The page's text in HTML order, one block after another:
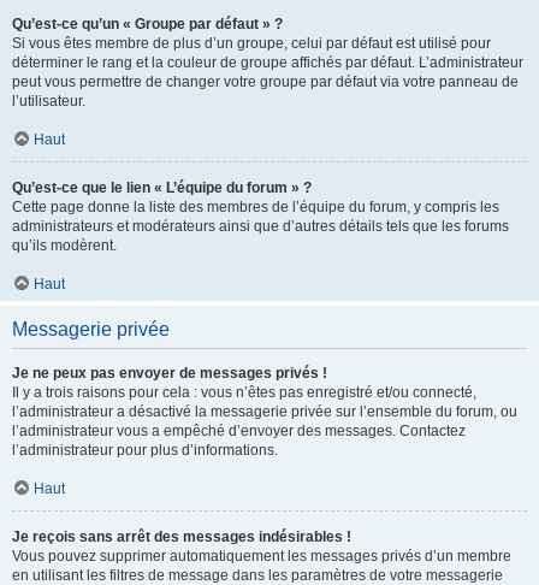
Qu’est-ce qu’un « Groupe par défaut » ?
Si vous êtes membre de plus d’un groupe, celui par défaut est utilisé pour
déterminer le rang et la couleur de groupe affichés par défaut. L’administrateur
peut vous permettre de changer votre groupe par défaut via votre panneau de
l’utilisateur.
Haut
Qu’est-ce que le lien « L’équipe du forum » ?
Cette page donne la liste des membres de l’équipe du forum, y compris les
administrateurs et modérateurs ainsi que d’autres détails tels que les forums
qu’ils modèrent.
Haut
Messagerie privée
Je ne peux pas envoyer de messages privés !
Il y a trois raisons pour cela : vous n’êtes pas enregistré et/ou connecté,
l’administrateur a désactivé la messagerie privée sur l’ensemble du forum, ou
l’administrateur vous a empêché d’envoyer des messages. Contactez
l’administrateur pour plus d’informations.
Haut
Je reçois sans arrêt des messages indésirables !
Vous pouvez supprimer automatiquement les messages privés d’un membre
en utilisant les filtres de message dans les paramètres de votre messagerie